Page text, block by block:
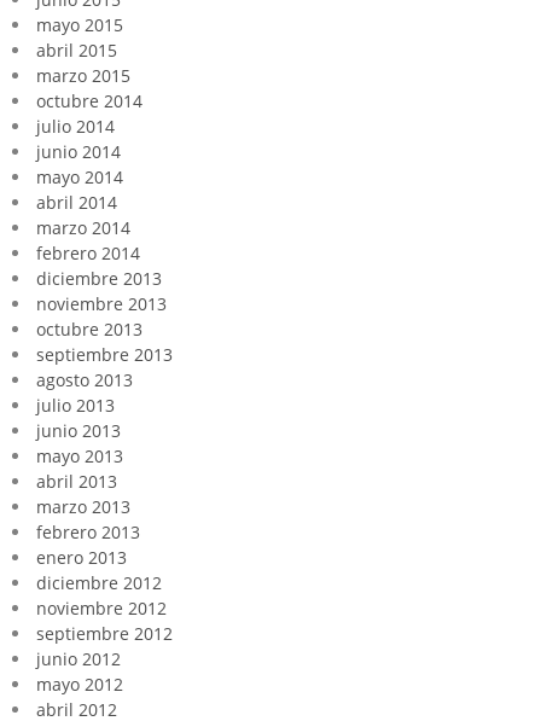
mayo 2015
abril 2015
marzo 2015
octubre 2014
julio 2014
junio 2014
mayo 2014
abril 2014
marzo 2014
febrero 2014
diciembre 2013
noviembre 2013
octubre 2013
septiembre 2013
agosto 2013
julio 2013
junio 2013
mayo 2013
abril 2013
marzo 2013
febrero 2013
enero 2013
diciembre 2012
noviembre 2012
septiembre 2012
junio 2012
mayo 2012
abril 2012